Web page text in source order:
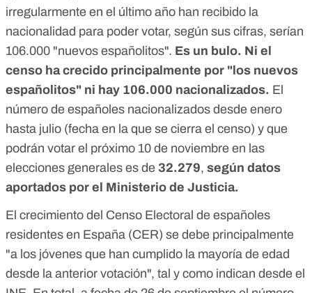
irregularmente en el último año han recibido la
nacionalidad para poder votar, según sus cifras, serían
106.000 "nuevos españolitos". Es un bulo. Ni el
censo ha crecido principalmente por "los nuevos
españolitos" ni hay 106.000 nacionalizados. El
número de españoles nacionalizados desde enero
hasta julio (fecha en la que se cierra el censo) y que
podrán votar el próximo 10 de noviembre en las
elecciones generales es de 32.279‬, según datos
aportados por el Ministerio de Justicia.
El crecimiento del Censo Electoral de españoles
residentes en España (CER) se debe principalmente
"a los jóvenes que han cumplido la mayoría de edad
desde la anterior votación", tal y como indican desde el